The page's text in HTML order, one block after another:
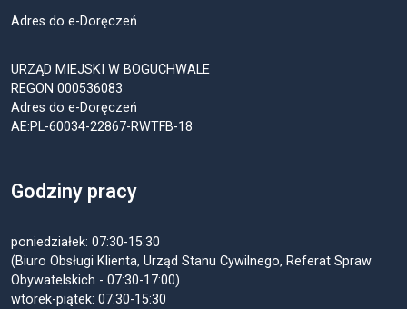
Adres do e-Doręczeń
URZĄD MIEJSKI W BOGUCHWALE
REGON 000536083
Adres do e-Doręczeń
AE:PL-60034-22867-RWTFB-18
Godziny pracy
poniedziałek: 07:30-15:30
(Biuro Obsługi Klienta, Urząd Stanu Cywilnego, Referat Spraw
Obywatelskich - 07:30-17:00)
wtorek-piątek: 07:30-15:30